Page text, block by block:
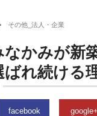
その他_法人・企業
なかみが新
ばれ続ける
facebook google+